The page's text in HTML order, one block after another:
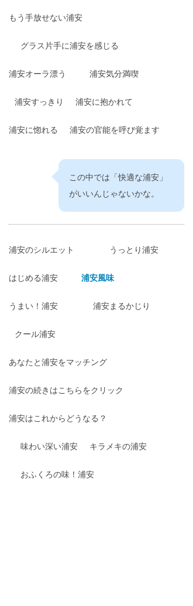
もう手放せない浦安
グラス片手に浦安を感じる
浦安オーラ漂う 浦安気分満喫
浦安すっきり 浦安に抱かれて
浦安に惚れる 浦安の官能を呼び覚ます
この中では「快適な浦安」
がいいんじゃないかな。
浦安のシルエット うっとり浦安
はじめる浦安 浦安風味
うまい！浦安 浦安まるかじり
クール浦安
あなたと浦安をマッチング
浦安の続きはこちらをクリック
浦安はこれからどうなる？
味わい深い浦安 キラメキの浦安
おふくろの味！浦安